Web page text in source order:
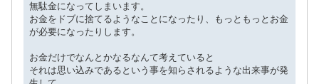
無駄金になってしまいます。
お金をドブに捨てるようなことになったり、もっともっとお金
が必要になったりします。
お金だけでなんとかなるなんて考えていると
それは思い込みであるという事を知らされるような出来事が発